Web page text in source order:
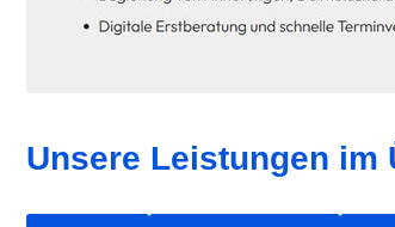
Unsere Leistungen